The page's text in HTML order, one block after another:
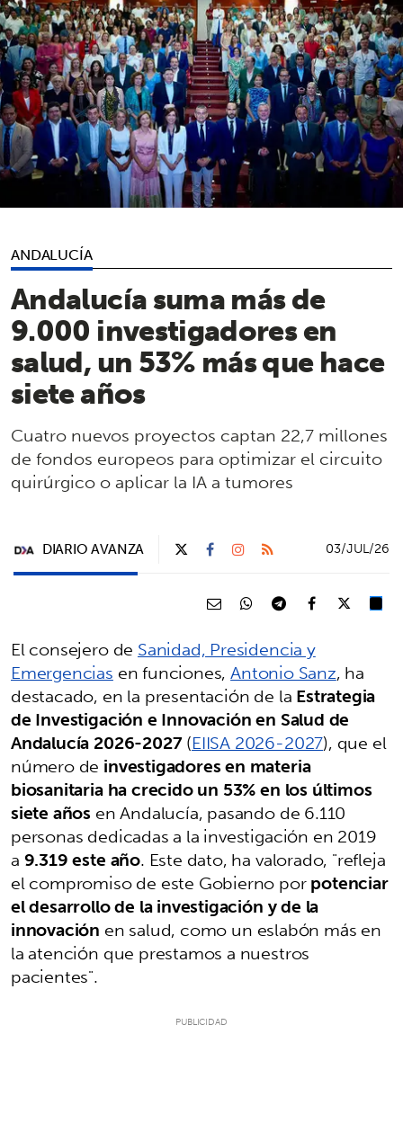
ANDALUCÍA
Andalucía suma más de
9.000 investigadores en
salud, un 53% más que hace
siete años
Cuatro nuevos proyectos captan 22,7 millones
de fondos europeos para optimizar el circuito
quirúrgico o aplicar la IA a tumores
DIARIO AVANZA 03/JUL/26
El consejero deSanidad, Presidencia y
Emergenciasen funciones,Antonio Sanz, ha
destacado, en la presentación de laEstrategia
de Investigación e Innovación en Salud de
Andalucía 2026-2027(EIISA 2026-2027), que el
número de investigadores en materia
biosanitaria ha crecido un 53% en los últimos
siete años en Andalucía, pasando de 6.110
personas dedicadas a la investigación en 2019
a9.319 este año. Este dato, ha valorado, "refleja
el compromiso de este Gobierno porpotenciar
el desarrollo de la investigación y de la
innovación en salud, como un eslabón más en
la atención que prestamos a nuestros
pacientes".